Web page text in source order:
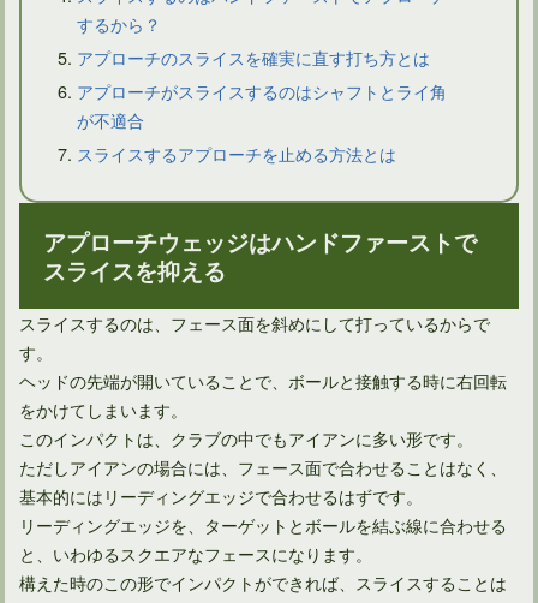
ドライバーのセットアップはスクエアフェースとは限らない
アイアンがスライスしないための打ち方は意外に簡単！
するから？
アプローチのスライスを確実に直す打ち方とは
アプローチがスライスするのはシャフトとライ角
が不適合
スライスするアプローチを止める方法とは
アプローチウェッジはハンドファーストで
スライスを抑える
スライスするのは、フェース面を斜めにして打っているからで
す。
ヘッドの先端が開いていることで、ボールと接触する時に右回転
をかけてしまいます。
このインパクトは、クラブの中でもアイアンに多い形です。
ただしアイアンの場合には、フェース面で合わせることはなく、
基本的にはリーディングエッジで合わせるはずです。
リーディングエッジを、ターゲットとボールを結ぶ線に合わせる
と、いわゆるスクエアなフェースになります。
構えた時のこの形でインパクトができれば、スライスすることは